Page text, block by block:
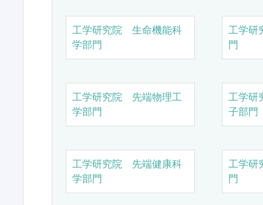
工学研究院 生命機能科
学部門
工学研
門
工学研究院 先端物理工
学部門
工学研
子部門
工学研究院 先端健康科
学部門
工学研
門